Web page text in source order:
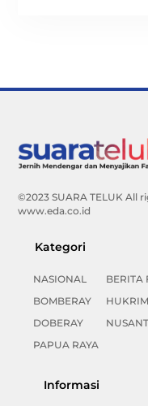
©2023 SUARA TELUK All
www.eda.co.id
Kategori
NASIONAL
BOMBERAY
DOBERAY
PAPUA RAYA
BERITA
HUKRIM
Informasi